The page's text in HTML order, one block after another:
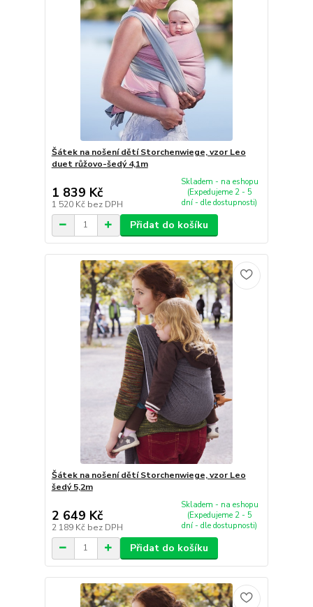
Šátek na nošení dětí Storchenwiege, vzor Leo
duet růžovo-šedý 4,1m
1 839 Kč
1 520 Kč bez DPH
Skladem - na eshopu
(Expedujeme 2 - 5
dní - dle dostupnosti)
Přidat do košíku
Šátek na nošení dětí Storchenwiege, vzor Leo
šedý 5,2m
2 649 Kč
2 189 Kč bez DPH
Skladem - na eshopu
(Expedujeme 2 - 5
dní - dle dostupnosti)
Přidat do košíku